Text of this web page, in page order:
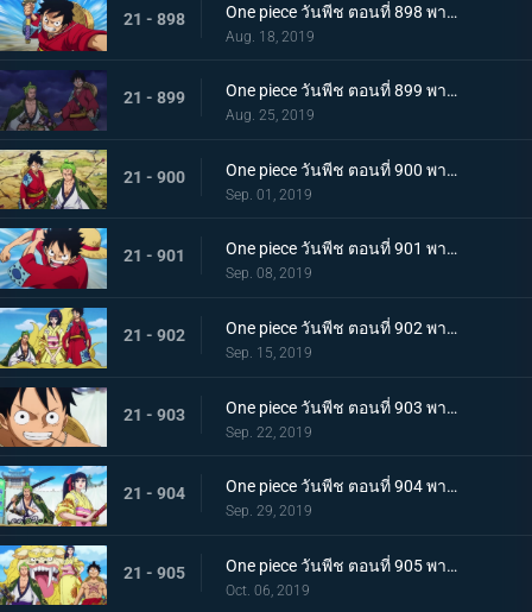
21 - 898 One piece วันพีช ตอนที่ 898 พากย์ไทย ดาราเด่น! จอมขมังเวทย์ฮอว์คินส์ออกโรง
Aug. 18, 2019
21 - 899 One piece วันพีช ตอนที่ 899 พากย์ไทย ความพ่ายแพ้ที่เลี่ยงไม่ได้ การโจมตีอย่างหนักของสตรอว์แมน!
Aug. 25, 2019
21 - 900 One piece วันพีช ตอนที่ 900 พากย์ไทย วันที่แสนจะสุดยอด โอทามะ และ ถั่วแดงต้ม
Sep. 01, 2019
21 - 901 One piece วันพีช ตอนที่ 901 พากย์ไทย บุกรังของศัตรู เมืองบาคุระที่เต็มไปด้วยเจ้าหน้าที่รัฐ!
Sep. 08, 2019
21 - 902 One piece วันพีช ตอนที่ 902 พากย์ไทย โยโกสุนะออกโรง อุราชิมะผู้ไร้เทียมทานผู้หมายปองโออิคุ!
Sep. 15, 2019
21 - 903 One piece วันพีช ตอนที่ 903 พากย์ไทย ตัดสินผลซูโม่ หมวกฟาง vs โยโกสุนะสุดแกร่ง!
Sep. 22, 2019
21 - 904 One piece วันพีช ตอนที่ 904 พากย์ไทย ลูฟี่เดือดจัด ช่วยทามะจากอันตราย!
Sep. 29, 2019
21 - 905 One piece วันพีช ตอนที่ 905 พากย์ไทย การชิงโอทามะคืน! ศึกอันดุเดือดกับโฮลด์เดม!
Oct. 06, 2019